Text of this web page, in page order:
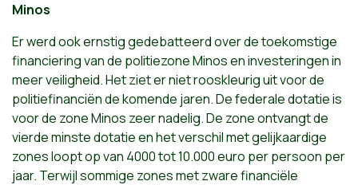
Minos
Er werd ook ernstig gedebatteerd over de toekomstige
financiering van de politiezone Minos en investeringen in
meer veiligheid. Het ziet er niet rooskleurig uit voor de
politiefinanciën de komende jaren. De federale dotatie is
voor de zone Minos zeer nadelig. De zone ontvangt de
vierde minste dotatie en het verschil met gelijkaardige
zones loopt op van 4000 tot 10.000 euro per persoon per
jaar. Terwijl sommige zones met zware financiële